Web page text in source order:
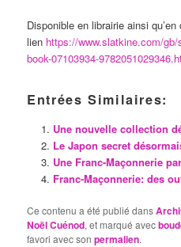
Disponible en librairie ainsi
lien https://www.slatkine.com/
book-07103934-
Entrées Similaires:
Une nouvelle collection
Le Japon secret
Une Franc-Maçonnerie
Franc-Maçonnerie: des
Ce contenu a été publié dans
Noël Cuénod, et marqué avec
favori avec sonpermalien.